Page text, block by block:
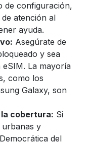
de configuración,
atención al
ayuda.
Asegúrate de
y sea
La mayoría
como los
Galaxy, son
cobertura: Si
urbanas y
del